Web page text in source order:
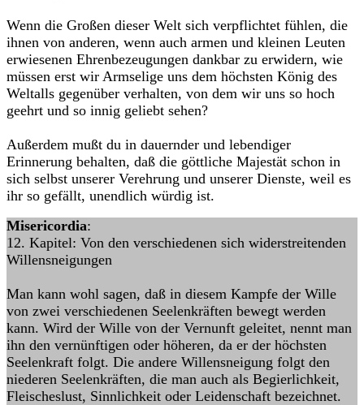
Wenn die Großen dieser Welt sich verpflichtet fühlen, die
ihnen von anderen, wenn auch armen und kleinen Leuten
erwiesenen Ehrenbezeugungen dankbar zu erwidern, wie
müssen erst wir Armselige uns dem höchsten König des
Weltalls gegenüber verhalten, von dem wir uns so hoch
geehrt und so innig geliebt sehen?
Außerdem mußt du in dauernder und lebendiger
Erinnerung behalten, daß die göttliche Majestät schon in
sich selbst unserer Verehrung und unserer Dienste, weil es
ihr so gefällt, unendlich würdig ist.
Misericordia:
12. Kapitel: Von den verschiedenen sich widerstreitenden
Willensneigungen
Man kann wohl sagen, daß in diesem Kampfe der Wille
von zwei verschiedenen Seelenkräften bewegt werden
kann. Wird der Wille von der Vernunft geleitet, nennt man
ihn den vernünftigen oder höheren, da er der höchsten
Seelenkraft folgt. Die andere Willensneigung folgt den
niederen Seelenkräften, die man auch als Begierlichkeit,
Fleischeslust, Sinnlichkeit oder Leidenschaft bezeichnet.